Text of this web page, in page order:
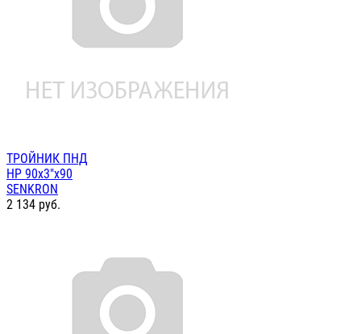
ТРОЙНИК ПНД
НР 90х3"х90
SENKRON
2 134 руб.